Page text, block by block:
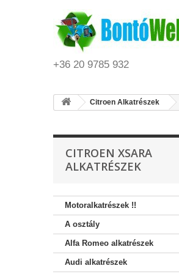
+36 20 9785 932
Citroen Alkatrészek
CITROEN XSARA
ALKATRÉSZEK
Motoralkatrészek !!
A osztály
Alfa Romeo alkatrészek
Audi alkatrészek